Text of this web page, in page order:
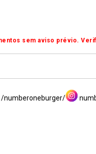
sem aviso prévio.
/numberoneburger/